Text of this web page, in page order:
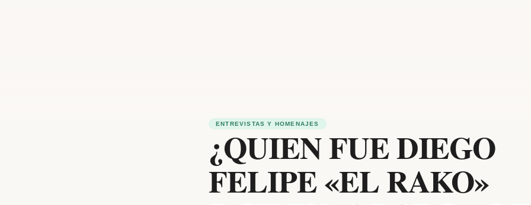
ENTREVISTAS Y HOMENAJES
¿QUIEN FUE DIEGO
FELIPE «EL RAKO»